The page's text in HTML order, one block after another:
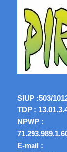
SIUP :503/
TDP :
NPWP :
E-mail :